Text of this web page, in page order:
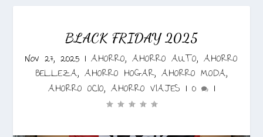
BLACK FRIDAY 2025
Nov 27, 2025 | AHORRO, AHORRO AUTO, AHORRO
BELLEZA, AHORRO HOGAR, AHORRO MODA,
AHORRO OCIO, AHORRO VIAJES | 0 |